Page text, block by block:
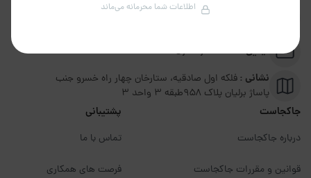
ایمیل :info@jakojast.com
نشانی :فلکه اول صادقیه، ستارخان چهار راه خسرو جنب
پاساژ برلیان پلاک ۹۵۸طبقه 3 واحد 3
جاکجاست
درباره جاکجاست
قوانین و مقررات جاکجاست
پشتیبانی
تماس با ما
فرصت های همکاری
اطلاعات شما محرمانه می‌ماند